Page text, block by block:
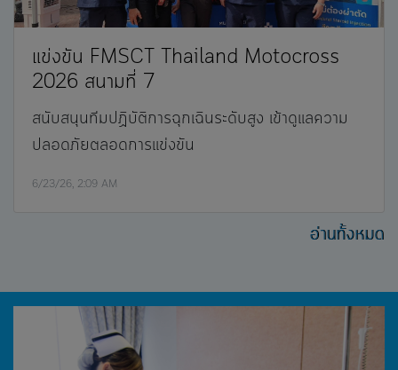
แข่งขัน FMSCT Thailand Motocross
2026 สนามที่ 7
สนับสนุนทีมปฏิบัติการฉุกเฉินระดับสูง เข้าดูแลความ
ปลอดภัยตลอดการแข่งขัน
6/23/26, 2:09 AM
อ่านทั้งหมด